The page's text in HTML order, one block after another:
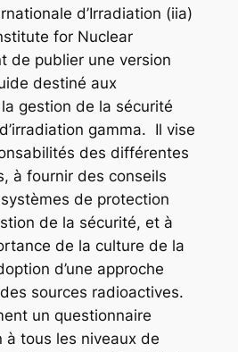
d’Irradiation (iia)
for Nuclear
de publier une version
destiné aux
gestion de la sécurité
gamma. Il vise
des différentes
à fournir des conseils
de protection
de la sécurité, et à
de la culture de la
d’une approche
sources radioactives.
un questionnaire
à tous les niveaux de